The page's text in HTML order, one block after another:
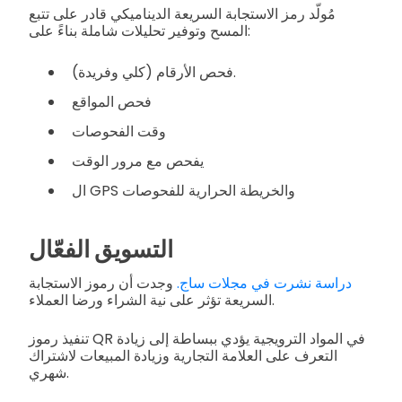
مُولّد رمز الاستجابة السريعة الديناميكي قادر على تتبع
المسح وتوفير تحليلات شاملة بناءً على:
فحص الأرقام (كلي وفريدة).
فحص المواقع
وقت الفحوصات
يفحص مع مرور الوقت
ال GPS والخريطة الحرارية للفحوصات
التسويق الفعّال
دراسة نشرت في مجلات ساج. وجدت أن رموز الاستجابة
السريعة تؤثر على نية الشراء ورضا العملاء.
تنفيذ رموز QR في المواد الترويجية يؤدي ببساطة إلى زيادة
التعرف على العلامة التجارية وزيادة المبيعات لاشتراك
شهري.